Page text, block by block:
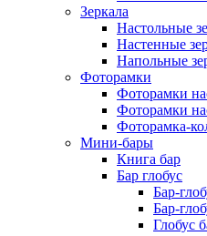
Зеркала
Настольные
Настенные
Напольные
Фоторамки
Фоторамки
Фоторамки
Фоторамка-
Мини-бары
Книга бар
Бар глобус
Бар-
Бар-
Глобус